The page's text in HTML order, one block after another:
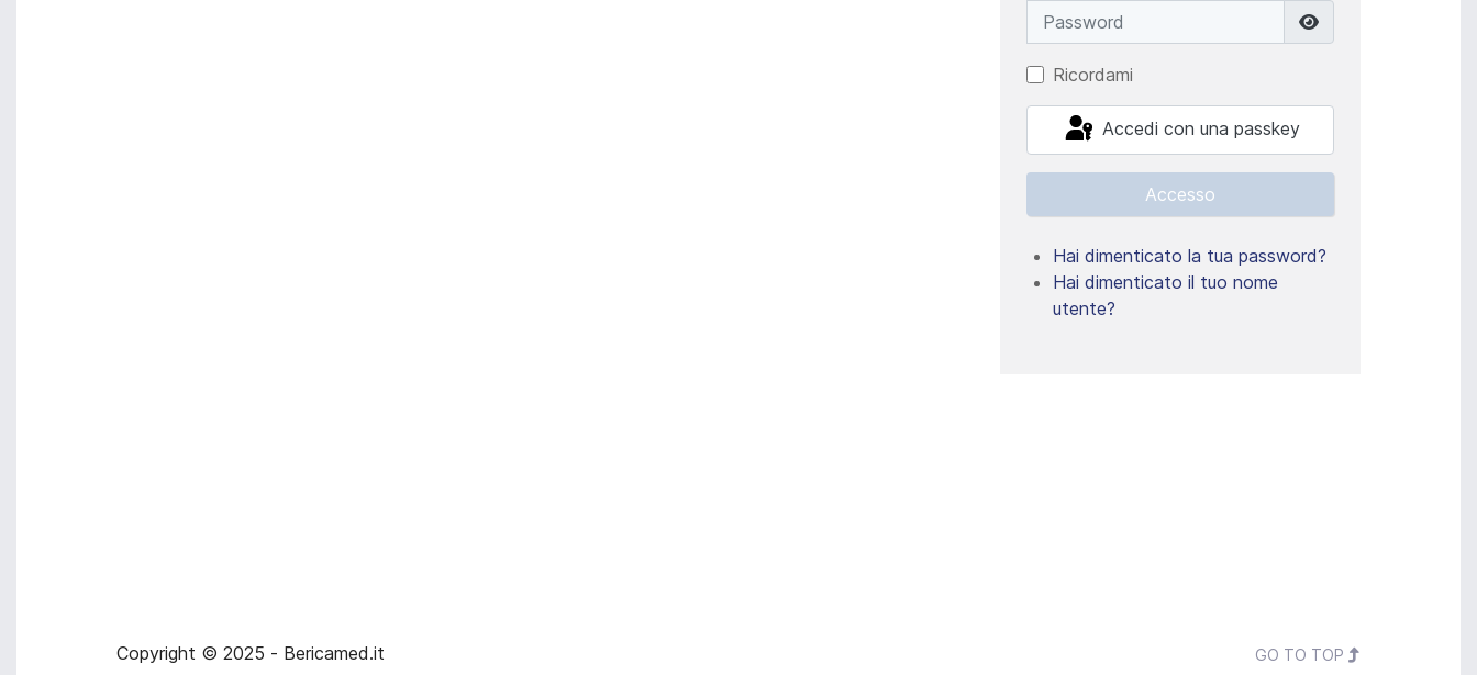
Password
Ricordami
Accedi con una passkey
Accesso
Hai dimenticato la tua password?
Hai dimenticato il tuo nome
utente?
Copyright © 2025 - Bericamed.it GO TO TOP